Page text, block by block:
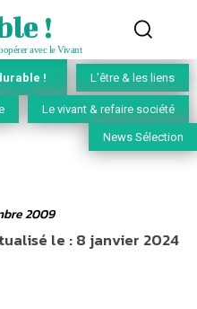
!
avec le Vivant
! L'être & les liens
Le vivant & refaire société
News Sélection
2009
le :8 janvier 2024